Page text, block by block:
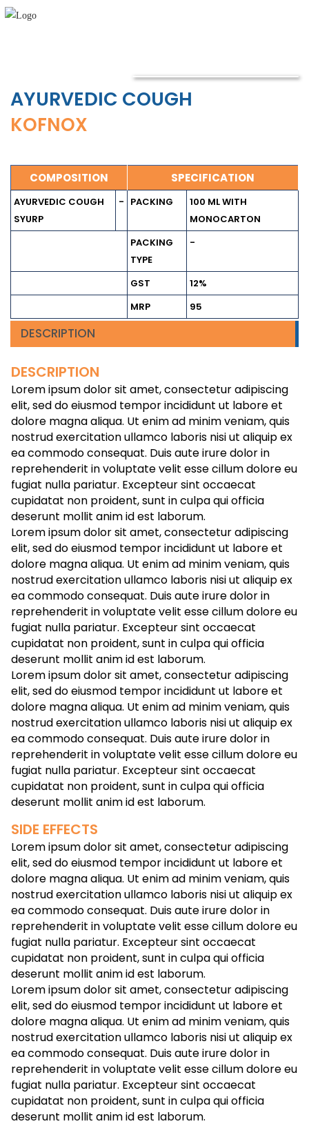
AYURVEDIC COUGH
KOFNOX
COMPOSITION SPECIFICATION
AYURVEDIC COUGH
SYURP
- PACKING
100 ML WITH
MONOCARTON
PACKING
TYPE
-
GST
12%
MRP
95
DESCRIPTION
DESCRIPTION
Lorem ipsum dolor sit amet, consectetur adipiscing
elit, sed do eiusmod tempor incididunt ut labore et
dolore magna aliqua. Ut enim ad minim veniam, quis
nostrud exercitation ullamco laboris nisi ut aliquip ex
ea commodo consequat. Duis aute irure dolor in
reprehenderit in voluptate velit esse cillum dolore eu
fugiat nulla pariatur. Excepteur sint occaecat
cupidatat non proident, sunt in culpa qui officia
deserunt mollit anim id est laborum.
Lorem ipsum dolor sit amet, consectetur adipiscing
elit, sed do eiusmod tempor incididunt ut labore et
dolore magna aliqua. Ut enim ad minim veniam, quis
nostrud exercitation ullamco laboris nisi ut aliquip ex
ea commodo consequat. Duis aute irure dolor in
reprehenderit in voluptate velit esse cillum dolore eu
fugiat nulla pariatur. Excepteur sint occaecat
cupidatat non proident, sunt in culpa qui officia
deserunt mollit anim id est laborum.
Lorem ipsum dolor sit amet, consectetur adipiscing
elit, sed do eiusmod tempor incididunt ut labore et
dolore magna aliqua. Ut enim ad minim veniam, quis
nostrud exercitation ullamco laboris nisi ut aliquip ex
ea commodo consequat. Duis aute irure dolor in
reprehenderit in voluptate velit esse cillum dolore eu
fugiat nulla pariatur. Excepteur sint occaecat
cupidatat non proident, sunt in culpa qui officia
deserunt mollit anim id est laborum.
SIDE EFFECTS
Lorem ipsum dolor sit amet, consectetur adipiscing
elit, sed do eiusmod tempor incididunt ut labore et
dolore magna aliqua. Ut enim ad minim veniam, quis
nostrud exercitation ullamco laboris nisi ut aliquip ex
ea commodo consequat. Duis aute irure dolor in
reprehenderit in voluptate velit esse cillum dolore eu
fugiat nulla pariatur. Excepteur sint occaecat
cupidatat non proident, sunt in culpa qui officia
deserunt mollit anim id est laborum.
Lorem ipsum dolor sit amet, consectetur adipiscing
elit, sed do eiusmod tempor incididunt ut labore et
dolore magna aliqua. Ut enim ad minim veniam, quis
nostrud exercitation ullamco laboris nisi ut aliquip ex
ea commodo consequat. Duis aute irure dolor in
reprehenderit in voluptate velit esse cillum dolore eu
fugiat nulla pariatur. Excepteur sint occaecat
cupidatat non proident, sunt in culpa qui officia
deserunt mollit anim id est laborum.